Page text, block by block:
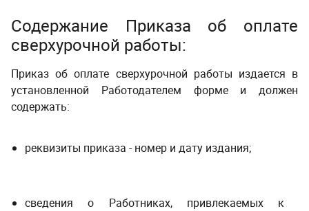
Содержание Приказа об оплате
сверхурочной работы:
Приказ об оплате сверхурочной работы издается в
установленной Работодателем форме и должен
содержать:
реквизиты приказа - номер и дату издания;
сведения о Работниках, привлекаемых к